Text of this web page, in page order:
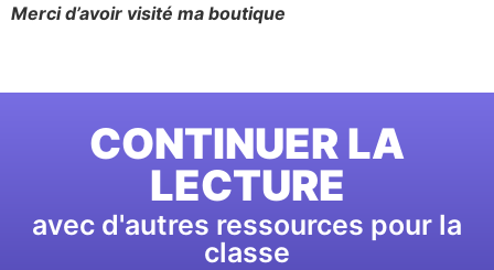
Merci d’avoir visité ma boutique
CONTINUER LA
LECTURE
avec d'autres ressources pour la
classe